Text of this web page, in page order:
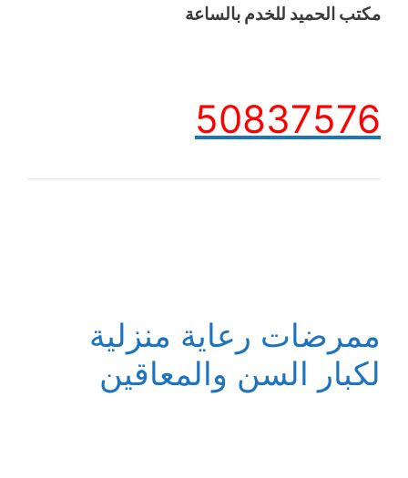
مكتب الحميد للخدم بالساعة
50837576
ممرضات رعاية منزلية
لكبار السن والمعاقين